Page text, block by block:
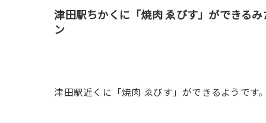
津田駅ちかくに「焼肉 ゑびす」ができる
ン
津田駅近くに「焼肉 ゑびす」ができるようです